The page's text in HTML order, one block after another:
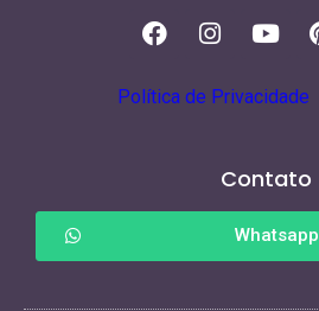
Política de Privacidade
Contato
Whatsapp